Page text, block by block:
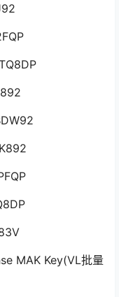
MAK Key(VL批量